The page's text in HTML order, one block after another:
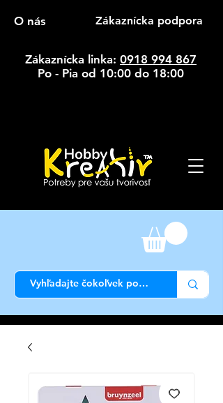
O nás Zákaznícka podpora
Zákaznícka linka: 0918 994 867
Po - Pia od 10:00 do 18:00